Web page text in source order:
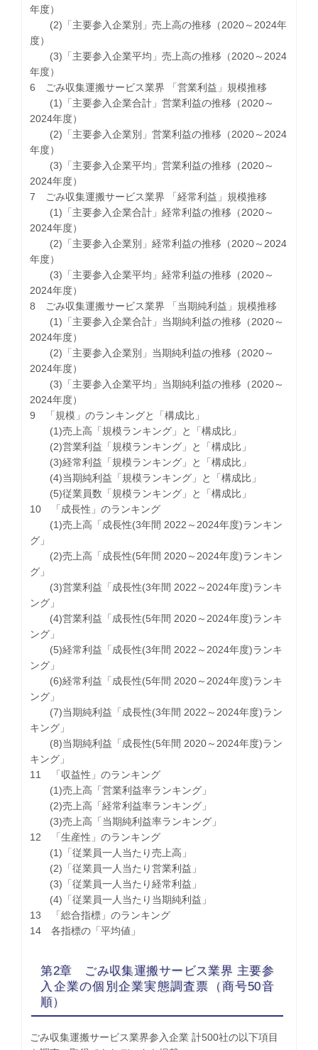
年度）
(2)「主要参入企業別」売上高の推移（2020～2024年
度）
(3)「主要参入企業平均」売上高の推移（2020～2024
年度）
6 ごみ収集運搬サービス業界 「営業利益」規模推移
(1)「主要参入企業合計」営業利益の推移（2020～
2024年度）
(2)「主要参入企業別」営業利益の推移（2020～2024
年度）
(3)「主要参入企業平均」営業利益の推移（2020～
2024年度）
7 ごみ収集運搬サービス業界 「経常利益」規模推移
(1)「主要参入企業合計」経常利益の推移（2020～
2024年度）
(2)「主要参入企業別」経常利益の推移（2020～2024
年度）
(3)「主要参入企業平均」経常利益の推移（2020～
2024年度）
8 ごみ収集運搬サービス業界 「当期純利益」規模推移
(1)「主要参入企業合計」当期純利益の推移（2020～
2024年度）
(2)「主要参入企業別」当期純利益の推移（2020～
2024年度）
(3)「主要参入企業平均」当期純利益の推移（2020～
2024年度）
9 「規模」のランキングと「構成比」
(1)売上高「規模ランキング」と「構成比」
(2)営業利益「規模ランキング」と「構成比」
(3)経常利益「規模ランキング」と「構成比」
(4)当期純利益「規模ランキング」と「構成比」
(5)従業員数「規模ランキング」と「構成比」
10 「成長性」のランキング
(1)売上高「成長性(3年間 2022～2024年度)ランキン
グ」
(2)売上高「成長性(5年間 2020～2024年度)ランキン
グ」
(3)営業利益「成長性(3年間 2022～2024年度)ランキ
ング」
(4)営業利益「成長性(5年間 2020～2024年度)ランキ
ング」
(5)経常利益「成長性(3年間 2022～2024年度)ランキ
ング」
(6)経常利益「成長性(5年間 2020～2024年度)ランキ
ング」
(7)当期純利益「成長性(3年間 2022～2024年度)ラン
キング」
(8)当期純利益「成長性(5年間 2020～2024年度)ラン
キング」
11 「収益性」のランキング
(1)売上高「営業利益率ランキング」
(2)売上高「経常利益率ランキング」
(3)売上高「当期純利益率ランキング」
12 「生産性」のランキング
(1)「従業員一人当たり売上高」
(2)「従業員一人当たり営業利益」
(3)「従業員一人当たり経常利益」
(4)「従業員一人当たり当期純利益」
13 「総合指標」のランキング
14 各指標の「平均値」
第2章 ごみ収集運搬サービス業界 主要参
入企業の個別企業実態調査票（商号50音
順）
ごみ収集運搬サービス業界参入企業 計500社の以下項目